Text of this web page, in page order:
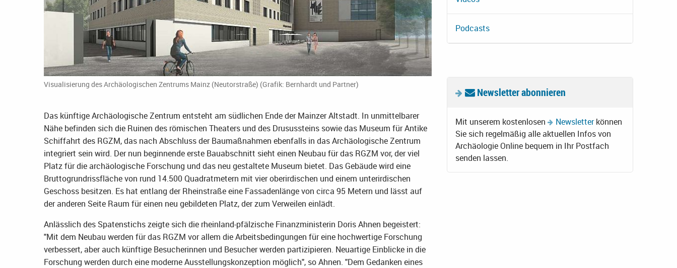
Visualisierung des Archäologischen Zentrums Mainz (Neutorstraße) (Grafik: Bernhardt und Partner)
Das künftige Archäologische Zentrum entsteht am südlichen Ende der Mainzer Altstadt. In unmittelbarer
Nähe befinden sich die Ruinen des römischen Theaters und des Drusussteins sowie das Museum für Antike
Schiffahrt des RGZM, das nach Abschluss der Baumaßnahmen ebenfalls in das Archäologische Zentrum
integriert sein wird. Der nun beginnende erste Bauabschnitt sieht einen Neubau für das RGZM vor, der viel
Platz für die archäologische Forschung und das neu gestaltete Museum bietet. Das Gebäude wird eine
Bruttogrundrissfläche von rund 14.500 Quadratmetern mit vier oberirdischen und einem unterirdischen
Geschoss besitzen. Es hat entlang der Rheinstraße eine Fassadenlänge von circa 95 Metern und lässt auf
der anderen Seite Raum für einen neu gebildeten Platz, der zum Verweilen einlädt.
Anlässlich des Spatenstichs zeigte sich die rheinland-pfälzische Finanzministerin Doris Ahnen begeistert:
"Mit dem Neubau werden für das RGZM vor allem die Arbeitsbedingungen für eine hochwertige Forschung
verbessert, aber auch künftige Besucherinnen und Besucher werden partizipieren. Neuartige Einblicke in die
Forschung werden durch eine moderne Ausstellungskonzeption möglich", so Ahnen. "Dem Gedanken eines
Podcasts
Newsletter abonnieren
Mit unserem kostenlosen Newsletterkönnen
Sie sich regelmäßig alle aktuellen Infos von
Archäologie Online bequem in Ihr Postfach
senden lassen.